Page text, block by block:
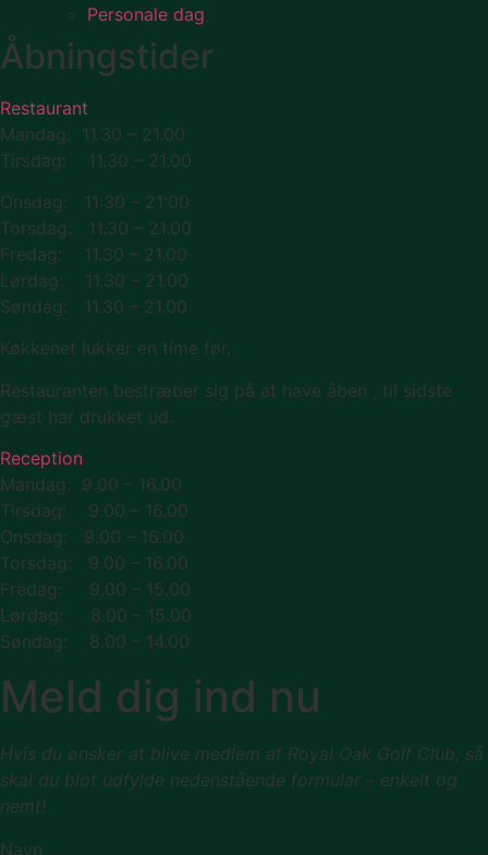
Personale dag
Åbningstider
Restaurant
Mandag: 11.30 – 21.00
Tirsdag: 11.30 – 21.00
Onsdag: 11:30 – 21:00
Torsdag: 11.30 – 21.00
Fredag: 11.30 – 21.00
Lørdag: 11.30 – 21.00
Søndag: 11.30 – 21.00
Køkkenet lukker en time før.
Restauranten bestræber sig på at have åben , til sidste
gæst har drukket ud.
Reception
Mandag: 9.00 – 16.00
Tirsdag: 9.00 – 16.00
Onsdag: 9.00 – 16.00
Torsdag: 9.00 – 16.00
Fredag: 9.00 – 15.00
Lørdag: 8.00 – 15.00
Søndag: 8.00 – 14.00
Meld dig ind nu
Hvis du ønsker at blive medlem af Royal Oak Golf Club, så
skal du blot udfylde nedenstående formular – enkelt og
nemt!
Navn